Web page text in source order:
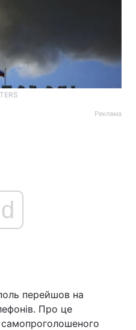
Реклама
перейшов на
Про це
самопроголошеного